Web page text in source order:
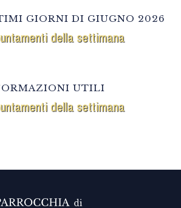
GIORNI DI GIUGNO 2026
della settimana
UTILI
della settimana